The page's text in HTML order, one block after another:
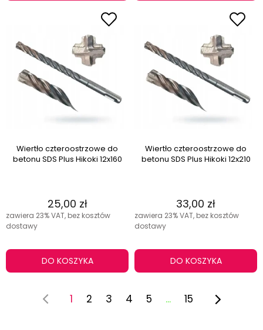
Wiertło czteroostrzowe do
betonu SDS Plus Hikoki 12x160
25,00 zł
zawiera 23% VAT, bez kosztów
dostawy
DO KOSZYKA
Wiertło czteroostrzowe do
betonu SDS Plus Hikoki 12x210
33,00 zł
zawiera 23% VAT, bez kosztów
dostawy
DO KOSZYKA
1 2 3 4 5 ... 15